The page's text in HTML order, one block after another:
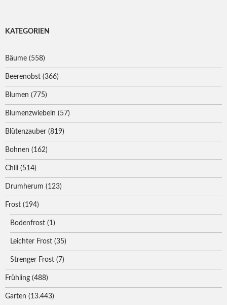
KATEGORIEN
Bäume (558)
Beerenobst (366)
Blumen (775)
Blumenzwiebeln (57)
Blütenzauber (819)
Bohnen (162)
Chili (514)
Drumherum (123)
Frost (194)
Bodenfrost (1)
Leichter Frost (35)
Strenger Frost (7)
Frühling (488)
Garten (13.443)